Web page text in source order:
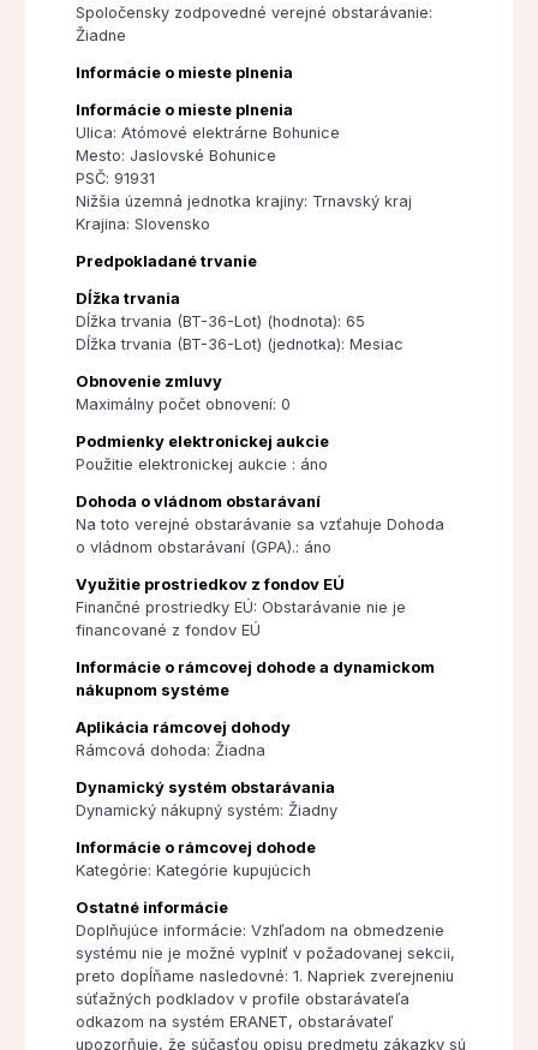
Spoločensky zodpovedné verejné obstarávanie:
Žiadne
Informácie o mieste plnenia
Informácie o mieste plnenia
Ulica: Atómové elektrárne Bohunice
Mesto: Jaslovské Bohunice
PSČ: 91931
Nižšia územná jednotka krajiny: Trnavský kraj
Krajina: Slovensko
Predpokladané trvanie
Dĺžka trvania
Dĺžka trvania (BT-36-Lot) (hodnota): 65
Dĺžka trvania (BT-36-Lot) (jednotka): Mesiac
Obnovenie zmluvy
Maximálny počet obnovení: 0
Podmienky elektronickej aukcie
Použitie elektronickej aukcie : áno
Dohoda o vládnom obstarávaní
Na toto verejné obstarávanie sa vzťahuje Dohoda
o vládnom obstarávaní (GPA).: áno
Využitie prostriedkov z fondov EÚ
Finančné prostriedky EÚ: Obstarávanie nie je
financované z fondov EÚ
Informácie o rámcovej dohode a dynamickom
nákupnom systéme
Aplikácia rámcovej dohody
Rámcová dohoda: Žiadna
Dynamický systém obstarávania
Dynamický nákupný systém: Žiadny
Informácie o rámcovej dohode
Kategórie: Kategórie kupujúcich
Ostatné informácie
Doplňujúce informácie: Vzhľadom na obmedzenie
systému nie je možné vyplniť v požadovanej sekcii,
preto dopĺňame nasledovné: 1. Napriek zverejneniu
súťažných podkladov v profile obstarávateľa
odkazom na systém ERANET, obstarávateľ
upozorňuje, že súčasťou opisu predmetu zákazky sú